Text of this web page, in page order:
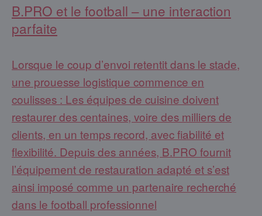
B.PRO et le football – une interaction
parfaite
Lorsque le coup d’envoi retentit dans le stade,
une prouesse logistique commence en
coulisses : Les équipes de cuisine doivent
restaurer des centaines, voire des milliers de
clients, en un temps record, avec fiabilité et
flexibilité. Depuis des années, B.PRO fournit
l’équipement de restauration adapté et s’est
ainsi imposé comme un partenaire recherché
dans le football professionnel